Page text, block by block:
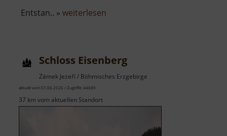
Entstan.. » weiterlesen
Schloss Eisenberg
Zámek Jezeří / Böhmisches Erzgebirge
aktuell vom 07.06.2026 / Zugriffe: 44689
37 km vom aktuellen Standort